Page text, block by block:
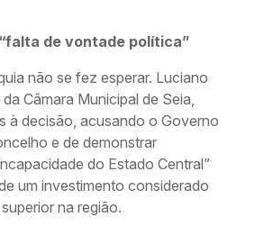
de vontade política”
não se fez esperar. Luciano
Câmara Municipal de Seia,
à decisão, acusando o Governo
e de demonstrar
do Estado Central”
um investimento considerado
na região.